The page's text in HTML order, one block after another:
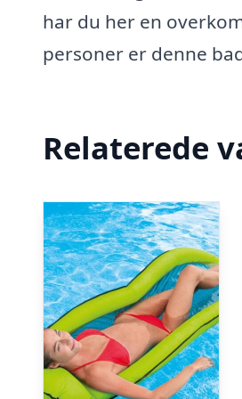
har du her en
personer er denne
Relaterede